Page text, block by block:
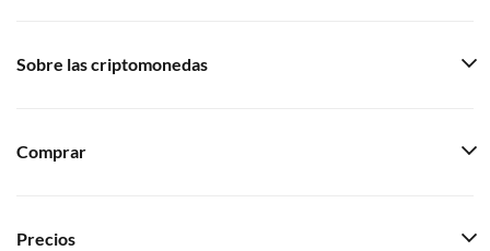
Sobre las criptomonedas
Comprar
Precios